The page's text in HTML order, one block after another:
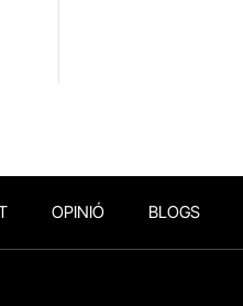
OPINIÓ BLOGS